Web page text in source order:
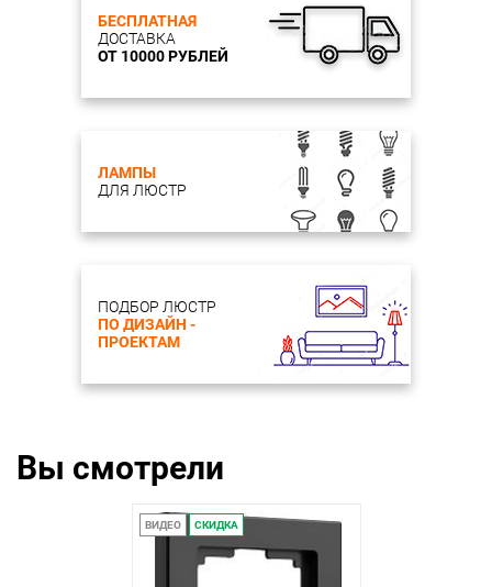
БЕСПЛАТНАЯ
ДОСТАВКА
ОТ 10000 РУБЛЕЙ
ЛАМПЫ
ДЛЯ ЛЮСТР
ПОДБОР ЛЮСТР
ПО ДИЗАЙН -
ПРОЕКТАМ
Вы смотрели
ВИДЕО СКИДКА